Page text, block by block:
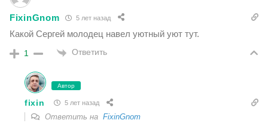
FixinGnom 5 лет назад
Какой Сергей молодец навел уютный уют тут.
1 Ответить
Автор
fixin 5 лет назад
Ответить на FixinGnom